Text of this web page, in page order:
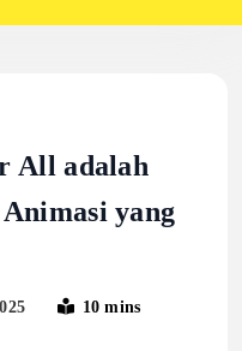
All adalah
yang
10 mins